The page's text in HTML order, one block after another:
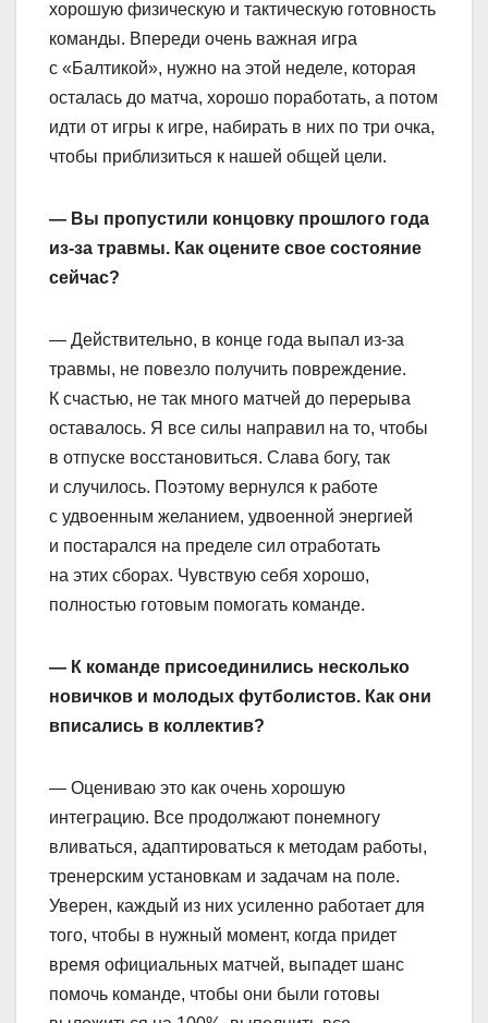
хорошую физическую и тактическую готовность
команды. Впереди очень важная игра
с «Балтикой», нужно на этой неделе, которая
осталась до матча, хорошо поработать, а потом
идти от игры к игре, набирать в них по три очка,
чтобы приблизиться к нашей общей цели.
— Вы пропустили концовку прошлого года
из‑за травмы. Как оцените свое состояние
сейчас?
— Действительно, в конце года выпал из‑за
травмы, не повезло получить повреждение.
К счастью, не так много матчей до перерыва
оставалось. Я все силы направил на то, чтобы
в отпуске восстановиться. Слава богу, так
и случилось. Поэтому вернулся к работе
с удвоенным желанием, удвоенной энергией
и постарался на пределе сил отработать
на этих сборах. Чувствую себя хорошо,
полностью готовым помогать команде.
— К команде присоединились несколько
новичков и молодых футболистов. Как они
вписались в коллектив?
— Оцениваю это как очень хорошую
интеграцию. Все продолжают понемногу
вливаться, адаптироваться к методам работы,
тренерским установкам и задачам на поле.
Уверен, каждый из них усиленно работает для
того, чтобы в нужный момент, когда придет
время официальных матчей, выпадет шанс
помочь команде, чтобы они были готовы